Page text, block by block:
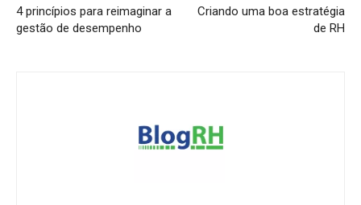
4 princípios para reimaginar a
gestão de desempenho
Criando uma boa estratégia
de RH